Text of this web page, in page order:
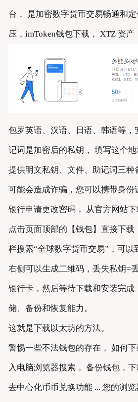
台， 是加密数字货币交易畅通和
压，imToken钱包下载， XTZ 资产
包罗英语、汉语、日语、韩语等，
记词是加密后的私钥， 填写这个地
提供明文私钥、文件、助记词三种
可能会造成诈骗，您可以携带身份
银行申请更改密码， 从官方网站
点击页面顶部的【钱包】直接下载
栏搜索“全球数字货币交易”，可以
右侧可以生成二维码，丢失私钥=
银行卡，然后等待下载和安装完成
储、备份和恢复能力。
这就是下载以太坊的方法。
警惕一些不法钱包的存在， 如何
入电脑浏览器搜索， 备份钱包，
去中心化币币兑换功能 ... 您的浏